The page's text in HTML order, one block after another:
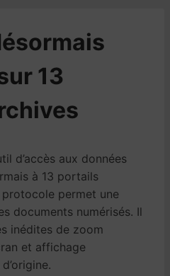
13
d’accès aux données
à 13 portails
protocole permet une
documents numérisés. Il
inédites de zoom
et affichage